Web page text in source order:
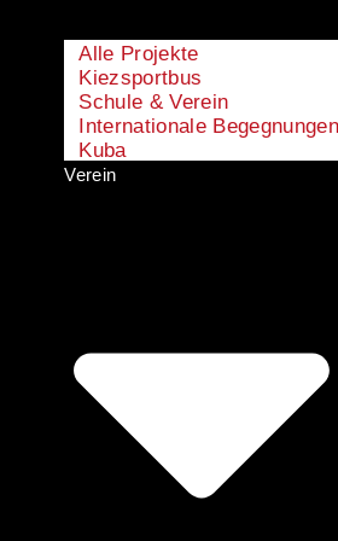
Alle Projekte
Kiezsportbus
Schule & Verein
Internationale
Kuba
Verein